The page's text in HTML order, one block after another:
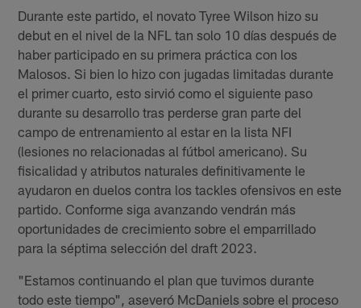
Durante este partido, el novato Tyree Wilson hizo su
debut en el nivel de la NFL tan solo 10 días después de
haber participado en su primera práctica con los
Malosos. Si bien lo hizo con jugadas limitadas durante
el primer cuarto, esto sirvió como el siguiente paso
durante su desarrollo tras perderse gran parte del
campo de entrenamiento al estar en la lista NFI
(lesiones no relacionadas al fútbol americano). Su
fisicalidad y atributos naturales definitivamente le
ayudaron en duelos contra los tackles ofensivos en este
partido. Conforme siga avanzando vendrán más
oportunidades de crecimiento sobre el emparrillado
para la séptima selección del draft 2023.
"Estamos continuando el plan que tuvimos durante
todo este tiempo", aseveró McDaniels sobre el proceso